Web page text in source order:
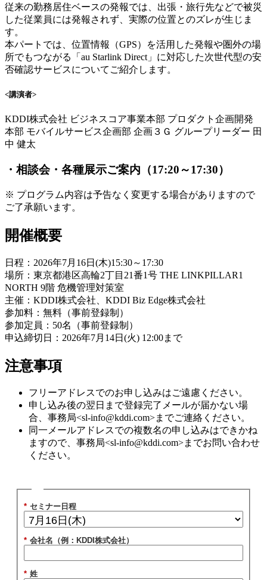
従来の勤務居住ベースの発報では、出張・旅行先などで被災
した従業員には発報されず、実際の位置とのズレが生じま
す。
本パートでは、位置情報（GPS）を活用した発報や圏外の場
所でもつながる「au Starlink Direct」に対応した次世代型の安
否確認サービスについてご紹介します。
<講演者>
KDDI株式会社 ビジネスコア事業本部 プロダクト企画開発
本部 モバイルサービス企画部 企画３Ｇ グループリーダー 田
中 健太
・相談会・各種展示ご案内​（17:20～17:30）
※ プログラム内容は予告なく変更する場合がありますので
ご了承願います。
開催概要
日程：2026年7月16日(木)15:30～17:30
場所：東京都港区高輪2丁目21番1号 THE LINKPILLAR1
NORTH 9階 危機管理対策室
主催：KDDI株式会社、KDDI Biz Edge株式会社
参加料：無料（事前登録制）
参加定員：50名（事前登録制）
申込締切日：2026年7月14日(火) 12:00まで
注意事項
フリーアドレスでのお申し込みはご遠慮ください。
申し込み後の翌日まで登録完了メールが届かない場
合、事務局<sl-info@kddi.com>までご連絡ください。
同一メールアドレスでの複数名の申し込みはできかね
ますので、事務局<sl-info@kddi.com>までお問い合わせ
ください。
* セミナー日程
* 会社名（例：KDDI株式会社）
* 姓